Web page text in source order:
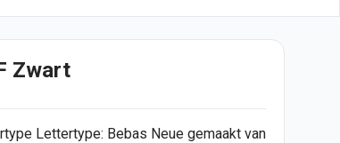
Zwart
Lettertype: Bebas Neue gemaakt van